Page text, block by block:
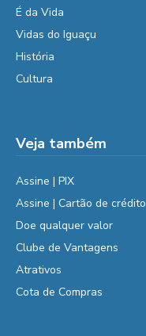
É da Vida
Vidas do Iguaçu
História
Cultura
Veja também
Assine | PIX
Assine | Cartão de crédito
Doe qualquer valor
Clube de Vantagens
Atrativos
Cota de Compras